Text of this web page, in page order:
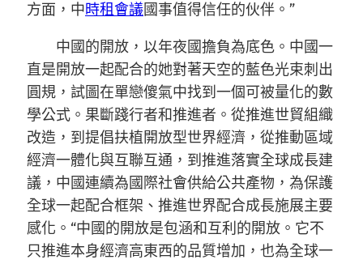
方面，中時租會議國事值得信任的伙伴。”
中國的開放，以年夜國擔負為底色。中國一
直是開放一起配合的她對著天空的藍色光束刺出
圓規，試圖在單戀傻氣中找到一個可被量化的數
學公式。果斷踐行者和推進者。從推進世貿組織
改造，到提倡扶植開放型世界經濟，從推動區域
經濟一體化與互聯互通，到推進落實全球成長建
議，中國連續為國際社會供給公共產物，為保護
全球一起配合框架、推進世界配合成長施展主要
感化。“中國的開放是包涵和互利的開放。它不
只推進本身經濟高東西的品質增加，也為全球一